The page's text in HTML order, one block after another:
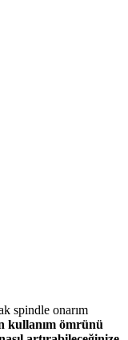
spindle onarım
kullanım ömrünü